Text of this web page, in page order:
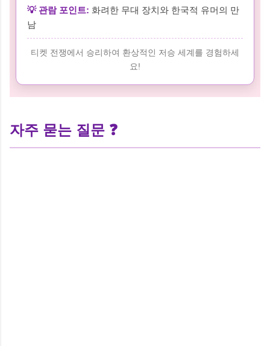
💡 관람 포인트: 화려한 무대 장치와 한국적 유머의 만
남
티켓 전쟁에서 승리하여 환상적인 저승 세계를 경험하세
요!
자주 묻는 질문 ❓